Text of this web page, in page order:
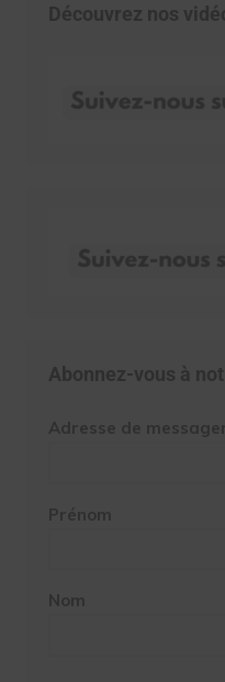
Découvrez nos
Abonnez-vous à
Adresse de
Prénom
Nom